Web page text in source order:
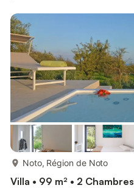
Noto, Région de Noto
Villa • 99 m² • 2 Chambres